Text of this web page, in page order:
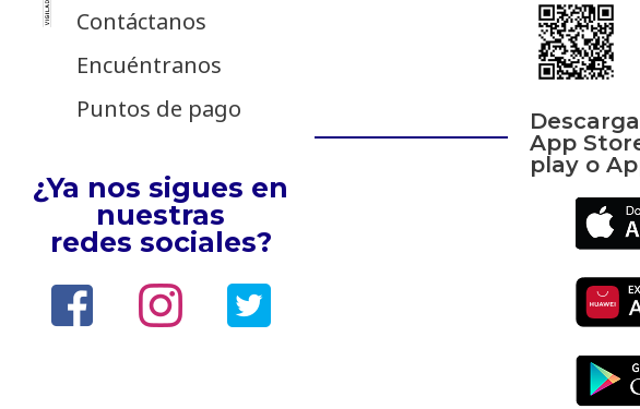
Contáctanos
Encuéntranos
Puntos de pago
¿Ya nos sigues en
nuestras
redes sociales?
App
play o